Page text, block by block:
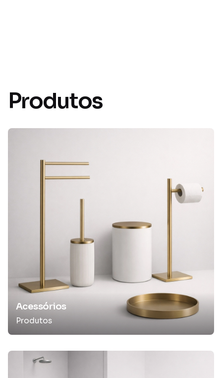
Produtos
Acessórios
Produtos